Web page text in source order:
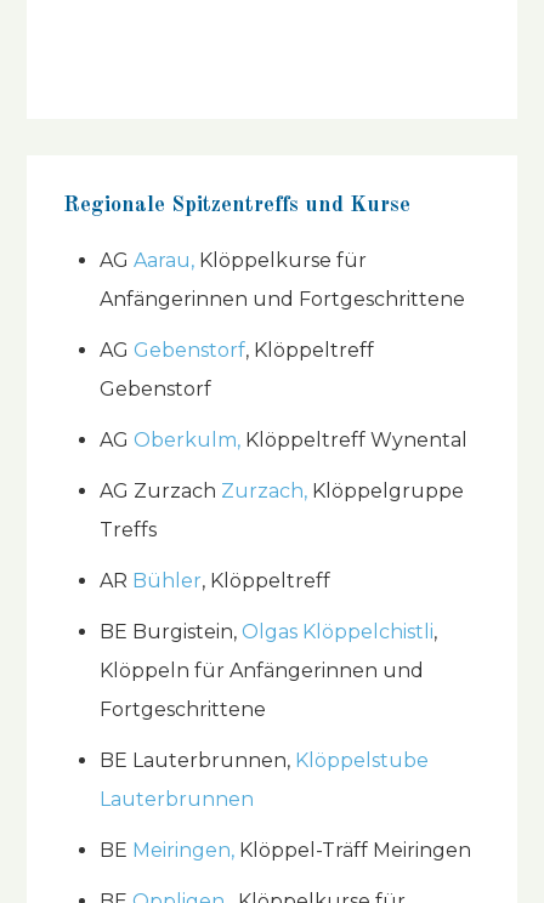
Regionale Spitzentreffs und Kurse
AGAarau, Klöppelkurse für
Anfängerinnen und Fortgeschrittene
AG Gebenstorf, Klöppeltreff
Gebenstorf
AG Oberkulm, Klöppeltreff Wynental
AG Zurzach Zurzach, Klöppelgruppe
Treffs
AR Bühler, Klöppeltreff
BE Burgistein, Olgas Klöppelchistli,
Klöppeln für Anfängerinnen und
Fortgeschrittene
BE Lauterbrunnen, Klöppelstube
Lauterbrunnen
BE Meiringen, Klöppel-Träff Meiringen